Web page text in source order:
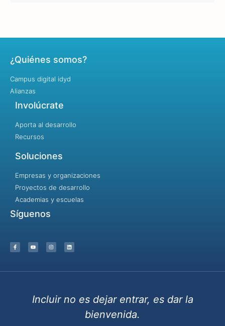
¿Quiénes somos?
Campus digital idyd
Alianzas
Involúcrate
Aporta al desarrollo
Recursos
Soluciones
Empresas y organizaciones
Proyectos de desarrollo
Academias y escuelas
Síguenos
Incluir no es dejar entrar, es dar la
bienvenida.